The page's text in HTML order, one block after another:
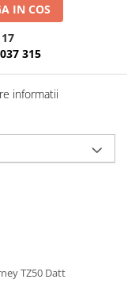
IN COS
315
informatii
TZ50 Datt